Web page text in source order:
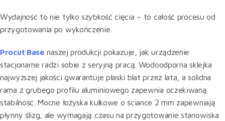
Wydajność to nie tylko szybkość cięcia – to całość procesu od
przygotowania po wykończenie.
Procut Base naszej produkcji pokazuje, jak urządzenie
stacjonarne radzi sobie z seryjną pracą. Wodoodporna sklejka
najwyższej jakości gwarantuje płaski blat przez lata, a solidna
rama z grubego profilu aluminiowego zapewnia oczekiwaną
stabilność. Mocne łożyska kulkowe o ściance 2 mm zapewniają
płynny ślizg, ale wymagają czasu na przygotowanie stanowiska.